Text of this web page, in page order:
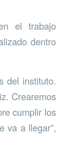
el trabajo
dentro
del instituto.
Crearemos
cumplir los
va a llegar”,